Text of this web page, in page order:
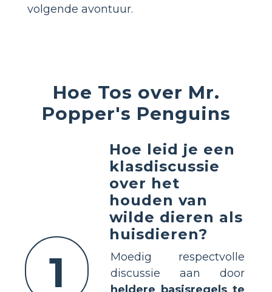
volgende avontuur.
Hoe Tos over Mr.
Popper's Penguins
1
Hoe leid je een
klasdiscussie
over het
houden van
wilde dieren als
huisdieren?
Moedig respectvolle
discussie aan door